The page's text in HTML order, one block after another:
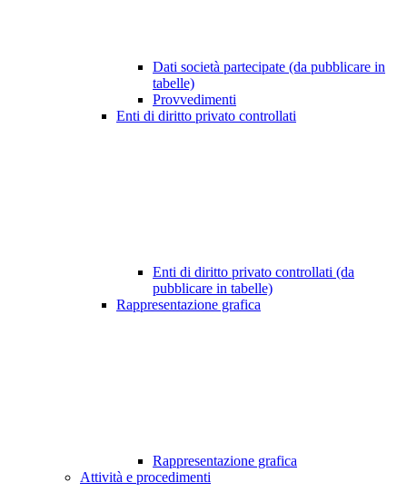
Dati società partecipate (da pubblicare in
tabelle)
Provvedimenti
Enti di diritto privato controllati
Enti di diritto privato controllati (da
pubblicare in tabelle)
Rappresentazione grafica
Rappresentazione grafica
Attività e procedimenti